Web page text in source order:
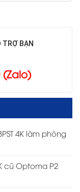
TRỢ BẠN
(Zalo)
4K làm phòng
cũ Optoma P2